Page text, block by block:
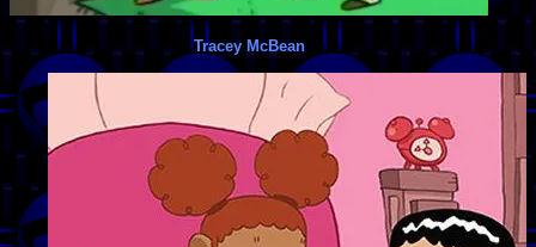
Tracey McBean